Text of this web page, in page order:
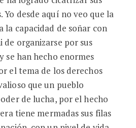
Yo desde aquí no veo que la
la capacidad de soñar con
organizarse por sus
se han hecho enormes
el tema de los derechos
que un pueblo
de lucha, por el hecho
tiene mermadas sus filas